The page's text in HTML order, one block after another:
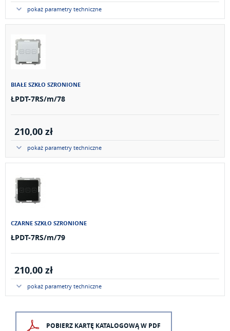
pokaż parametry techniczne
BIAŁE SZKŁO SZRONIONE
ŁPDT-7RS/m/78
210,00 zł
pokaż parametry techniczne
CZARNE SZKŁO SZRONIONE
ŁPDT-7RS/m/79
210,00 zł
pokaż parametry techniczne
POBIERZ KARTĘ KATALOGOWĄ W PDF